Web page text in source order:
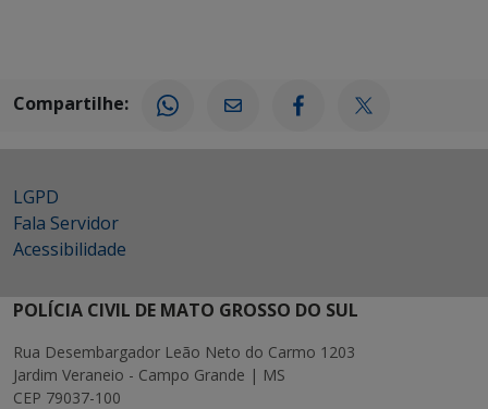
Compartilhe:
LGPD
Fala Servidor
Acessibilidade
POLÍCIA CIVIL DE MATO GROSSO DO SUL
Rua Desembargador Leão Neto do Carmo 1203
Jardim Veraneio - Campo Grande | MS
CEP 79037-100